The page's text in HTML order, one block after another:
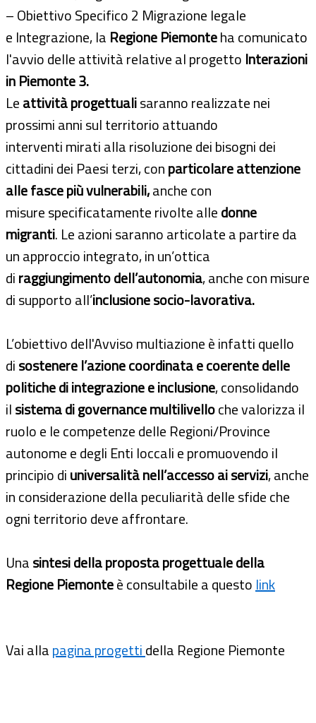
– Obiettivo Specifico 2 Migrazione legale
e Integrazione, la Regione Piemonteha comunicato
l'avvio delle attività relative al progetto Interazioni
in Piemonte 3.
Leattività progettualisaranno realizzate nei
prossimi anni sul territorio attuando
interventi mirati alla risoluzione dei bisogni dei
cittadini dei Paesi terzi, conparticolare attenzione
alle fasce più vulnerabili,anche con
misure specificatamente rivolte alledonne
migranti. Le azioni saranno articolate a partire da
un approccio integrato, in un’ottica
diraggiungimento dell’autonomia, anche con misure
di supporto all’inclusione socio-lavorativa.
L’obiettivo dell'Avviso multiazione è infatti quello
disostenere l’azione coordinata e coerente delle
politiche di integrazione e inclusione, consolidando
ilsistema di governance multilivelloche valorizza il
ruolo e le competenze delle Regioni/Province
autonome e degli Enti loccali e promuovendo il
principio diuniversalità nell’accesso ai servizi, anche
in considerazione della peculiarità delle sfide che
ogni territorio deve affrontare.
Unasintesi della proposta progettuale della
Regione Piemonteè consultabile a questo link
Vai allapagina progettidella Regione Piemonte